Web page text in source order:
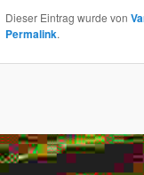
Dieser Eintrag wurde von
Permalink.